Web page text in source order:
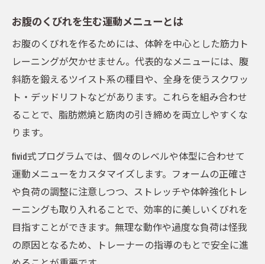
お腹のくびれを生む運動メニューとは
お腹のくびれを作るためには、体幹を中心とした筋力ト
レーニングが欠かせません。代表的なメニューには、腹
斜筋を鍛えるツイスト系の種目や、全身を使うスクワッ
ト・デッドリフトなどがあります。これらを組み合わせ
ることで、脂肪燃焼と筋肉の引き締めを両立しやすくな
ります。
fivid式プログラムでは、個々のレベルや体型に合わせて
運動メニューをカスタマイズします。フォームの正確さ
や負荷の調整に注意しつつ、ストレッチや体幹強化トレ
ーニングも取り入れることで、効率的に美しいくびれを
目指すことができます。無理な動作や過度な負荷は怪我
の原因となるため、トレーナーの指導のもとで安全に進